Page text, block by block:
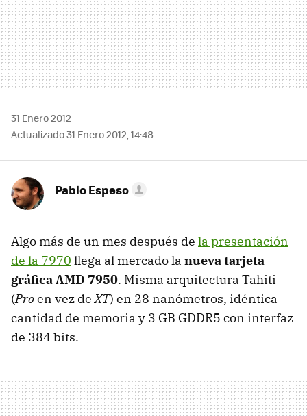
31 Enero 2012
Actualizado 31 Enero 2012, 14:48
Pablo Espeso
Algo más de un mes después de la presentación
de la 7970 llega al mercado la nueva tarjeta
gráficaAMD 7950. Misma arquitectura Tahiti
(Proen vez deXT) en 28 nanómetros, idéntica
cantidad de memoria y 3 GB GDDR5 con interfaz
de 384 bits.